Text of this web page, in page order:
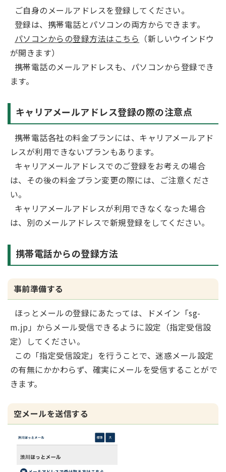
ご自身のメールアドレスを登録してください。
登録は、携帯電話とパソコンの両方からできます。
パソコンからの登録方法はこちら （新しいウインドウ
が開きます）
携帯電話のメールアドレスも、パソコンから登録でき
ます。
キャリアメールアドレス登録の際の注意点
携帯電話各社の料金プランには、キャリアメールアド
レスが利用できないプランもあります。
キャリアメールアドレスでのご登録をお考えの場合
は、その後の料金プラン変更の際には、ご注意くださ
い。
キャリアメールアドレスが利用できなくなった場合
は、別のメールアドレスで新規登録をしてください。
携帯電話からの登録方法
事前準備する
ほっとメールの登録にあたっては、ドメイン「sg-
m.jp」からメール受信できるように設定（指定受信設
定）してください。
この「指定受信設定」を行うことで、迷惑メール設定
の有無にかかわらず、確実にメールを受信することがで
きます。
空メールを送信する